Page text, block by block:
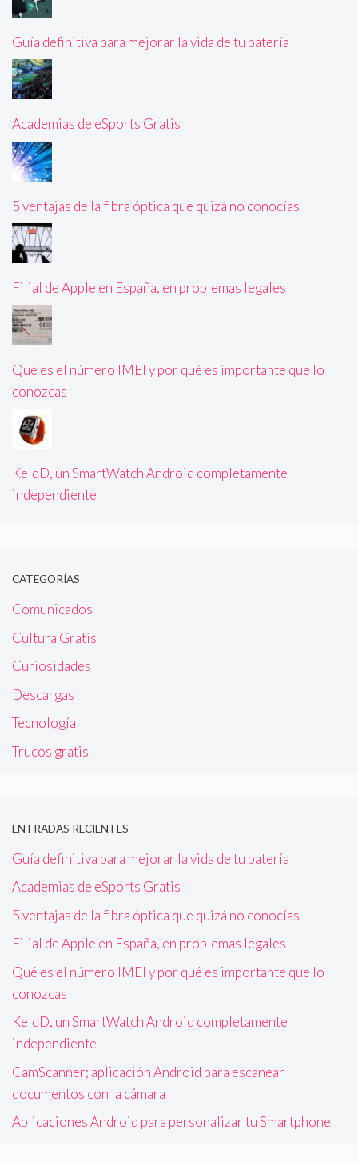
Guía definitiva para mejorar la vida de tu batería
Academias de eSports Gratis
5 ventajas de la fibra óptica que quizá no conocías
Filial de Apple en España, en problemas legales
Qué es el número IMEI y por qué es importante que lo
conozcas
KeldD, un SmartWatch Android completamente
independiente
CATEGORÍAS
Comunicados
Cultura Gratis
Curiosidades
Descargas
Tecnología
Trucos gratis
ENTRADAS RECIENTES
Guía definitiva para mejorar la vida de tu batería
Academias de eSports Gratis
5 ventajas de la fibra óptica que quizá no conocías
Filial de Apple en España, en problemas legales
Qué es el número IMEI y por qué es importante que lo
conozcas
KeldD, un SmartWatch Android completamente
independiente
CamScanner; aplicación Android para escanear
documentos con la cámara
Aplicaciones Android para personalizar tu Smartphone